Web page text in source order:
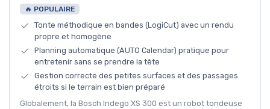
🔥 POPULAIRE
Tonte méthodique en bandes (LogiCut) avec un rendu
propre et homogène
Planning automatique (AUTO Calendar) pratique pour
entretenir sans se prendre la tête
Gestion correcte des petites surfaces et des passages
étroits si le terrain est bien préparé
Globalement, la Bosch Indego XS 300 est un robot tondeuse